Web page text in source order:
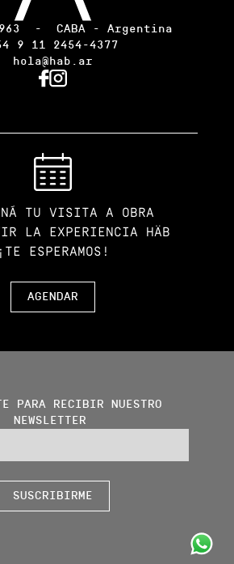
- CABA - Argentina
9 11 2454-4377
hola@hab.ar
TU VISITA A OBRA
LA EXPERIENCIA HÄB
¡TE ESPERAMOS!
AGENDAR
PARA RECIBIR NUESTRO
NEWSLETTER